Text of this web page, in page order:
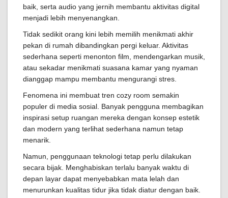
baik, serta audio yang jernih membantu aktivitas digital
menjadi lebih menyenangkan.
Tidak sedikit orang kini lebih memilih menikmati akhir
pekan di rumah dibandingkan pergi keluar. Aktivitas
sederhana seperti menonton film, mendengarkan musik,
atau sekadar menikmati suasana kamar yang nyaman
dianggap mampu membantu mengurangi stres.
Fenomena ini membuat tren cozy room semakin
populer di media sosial. Banyak pengguna membagikan
inspirasi setup ruangan mereka dengan konsep estetik
dan modern yang terlihat sederhana namun tetap
menarik.
Namun, penggunaan teknologi tetap perlu dilakukan
secara bijak. Menghabiskan terlalu banyak waktu di
depan layar dapat menyebabkan mata lelah dan
menurunkan kualitas tidur jika tidak diatur dengan baik.